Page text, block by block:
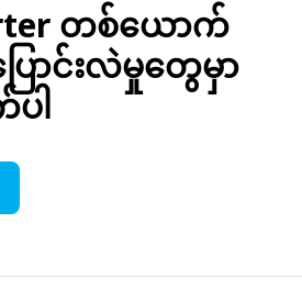
တစ်ယောက်
ောင်းလဲမှုတွေမှာ
ါ